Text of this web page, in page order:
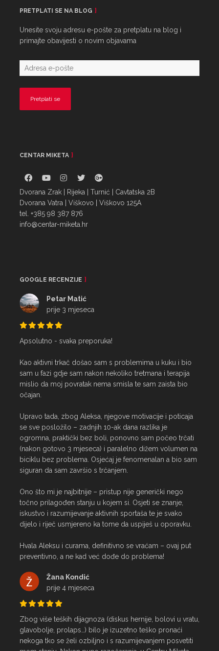
PRETPLATI SE NA BLOG
Unesite svoju adresu e-pošte za pretplatu na blog i
primajte obavijesti o novim objavama
CENTAR MIKETA
Dvorana Zrak | Rijeka | Turnić | Cavtatska 2B
Dvorana Vatra | Viškovo | Viškovo 125A
tel. +385 98 387 876
info@centar-miketa.hr
GOOGLE RECENZIJE
Petar Matić
prije 3 mjeseca
Apsolutno - svaka preporuka!
Kao aktivni trkač došao sam s problemima u kuku i bio
sam u fazi gdje sam nakon nekoliko tretmana i terapija
mislio da moj povratak nema smisla te sam zaista bio
očajan.
Upravo tada, zbog Aleksa, njegove motivacije i poticaja
se sve posložilo – zadnjih 10-ak dana razlika je
ogromna, praktički bez boli, ponovno sam počeo trčati
(nakon gotovo 3 mjeseca) i paralelno dižem volumen na
biciklu bez problema. Osjećaj je fenomenalan a bio sam
siguran da sam završio s trčanjem.
Ono što mi je najbitnije – pristup nije generički nego
točno prilagođen stanju u kojem si. Osjeti se znanje,
iskustvo i razumijevanje aktivnih sportaša te je svako
dijelo i riječ usmjereno ka tome da uspiješ u oporavku.
Hvala Aleksu i curama, definitivno se vraćam – ovaj put
preventivno, a ne kad već dođe do problema!
Žana Kondić
prije 4 mjeseca
Zbog više teških dijagnoza (diskus hernije, bolovi u vratu,
glavobolje, prolaps…) bilo je izuzetno teško pronaći
nekoga tko se želi ozbiljno i s razumijevanjem posvetiti